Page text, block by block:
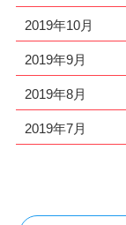
2019年10月
2019年9月
2019年8月
2019年7月